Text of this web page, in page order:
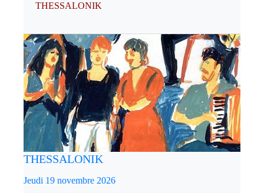
THESSALONIK
THESSALONIK
Jeudi 19 novembre 2026